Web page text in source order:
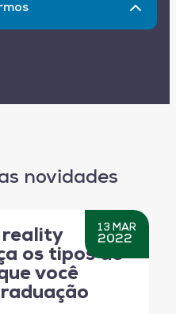
novidades
13 MAR
2022
reality
os tipos de
você